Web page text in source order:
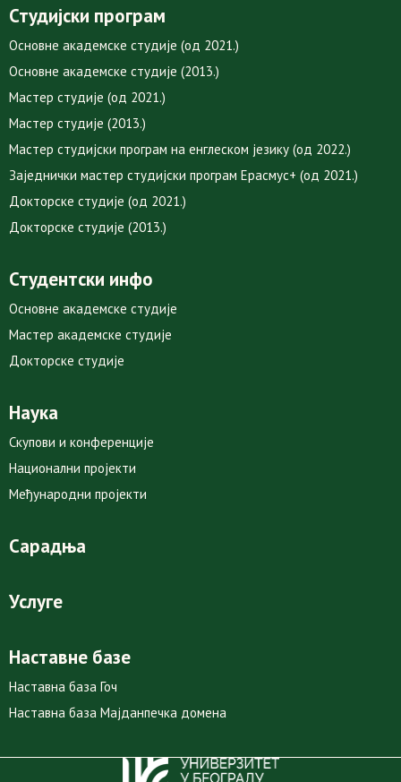
Студијски програм
Основне академске студије (од 2021.)
Основне академске студије (2013.)
Мастер студије (од 2021.)
Мастер студије (2013.)
Мастер студијски програм на енглеском језику (од 2022.)
Заједнички мастер студијски програм Ерасмус+ (од 2021.)
Докторске студије (од 2021.)
Докторске студије (2013.)
Студентски инфо
Основне академске студије
Мастер академске студије
Докторске студије
Наука
Скупови и конференције
Национални пројекти
Међународни пројекти
Сарадња
Услуге
Наставне базе
Наставна база Гоч
Наставна база Мајданпечка домена